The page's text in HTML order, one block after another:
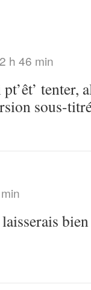
h 46 min
tenter,
sous-